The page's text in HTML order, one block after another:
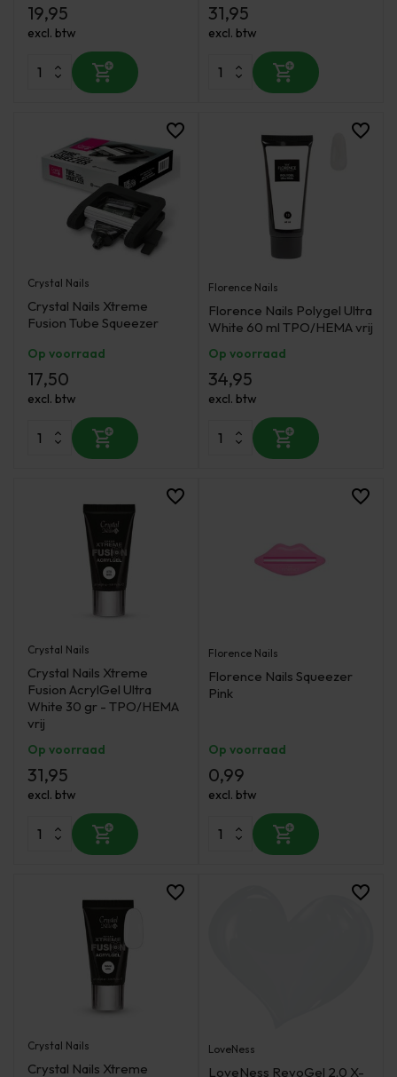
19,95
excl. btw
31,95
excl. btw
Crystal Nails
Crystal Nails Xtreme
Fusion Tube Squeezer
Op voorraad
17,50
excl. btw
Florence Nails
Florence Nails Polygel Ultra
White 60 ml TPO/HEMA vrij
Op voorraad
34,95
excl. btw
Crystal Nails
Crystal Nails Xtreme
Fusion AcrylGel Ultra
White 30 gr - TPO/HEMA
vrij
Op voorraad
31,95
excl. btw
Florence Nails
Florence Nails Squeezer
Pink
Op voorraad
0,99
excl. btw
Crystal Nails
Crystal Nails Xtreme
LoveNess
LoveNess RevoGel 2.0 X-